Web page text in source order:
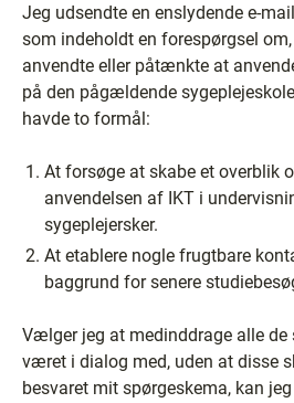
Jeg udsendte en enslydende e-
som indeholdt en forespørgsel
anvendte eller påtænkte at
på den pågældende
havde to formål:
At forsøge at skabe et overblik
anvendelsen af IKT i
sygeplejersker.
At etablere nogle frugtbare
baggrund for senere
Vælger jeg at medinddrage alle de
været i dialog med, uden at disse
besvaret mit spørgeskema, kan